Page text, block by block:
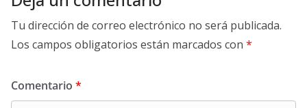
Tu dirección de correo electrónico no será publicada.
Los campos obligatorios están marcados con *
Comentario *